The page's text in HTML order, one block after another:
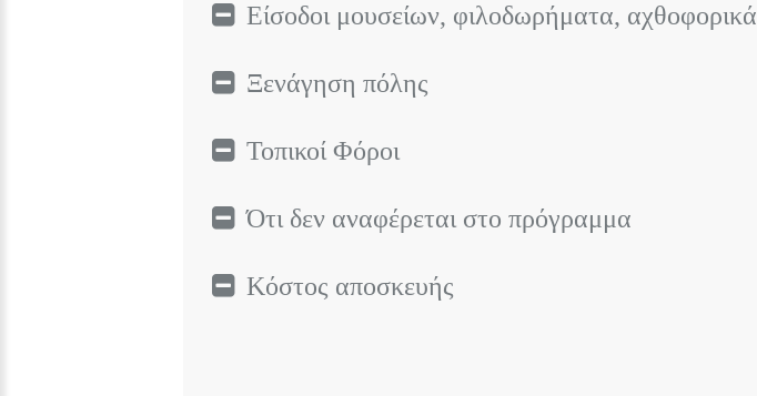
Είσοδοι μουσείων, φιλοδωρήματα, αχθοφορικά
Ξενάγηση πόλης
Τοπικοί Φόροι
Ότι δεν αναφέρεται στο πρόγραμμα
Κόστος αποσκευής